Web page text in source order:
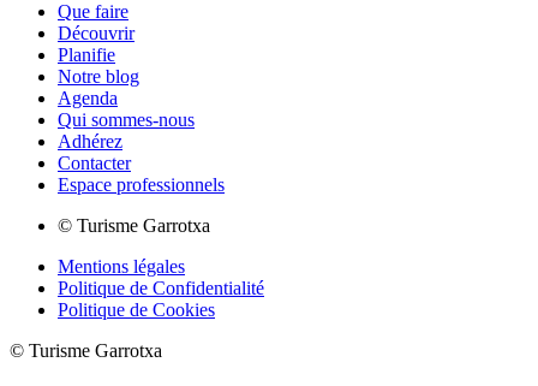
Que faire
Découvrir
Planifie
Notre blog
Agenda
Qui sommes-nous
Adhérez
Contacter
Espace professionnels
© Turisme Garrotxa
Mentions légales
Politique de Confidentialité
Politique de Cookies
© Turisme Garrotxa